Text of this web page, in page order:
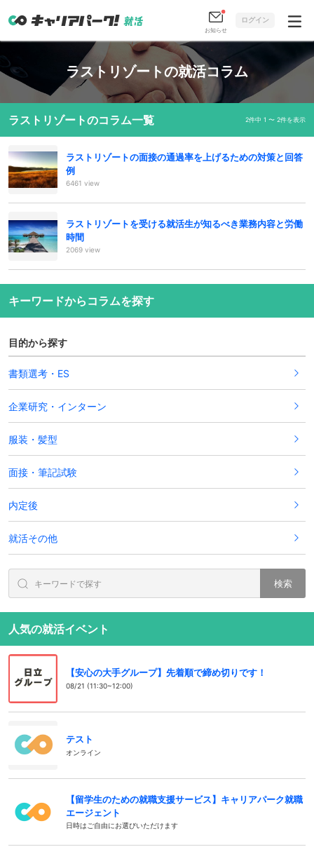
お知らせ
ログイン
ラストリゾートの就活コラム
ラストリゾートのコラム一覧 2件中 1 〜 2件を表示
ラストリゾートの面接の通過率を上げるための対策と回答
例
6461 view
ラストリゾートを受ける就活生が知るべき業務内容と労働
時間
2069 view
キーワードからコラムを探す
目的から探す
書類選考・ES
企業研究・インターン
服装・髪型
面接・筆記試験
内定後
就活その他
検索
人気の就活イベント
【安心の大手グループ】先着順で締め切りです！
08/21 (11:30~12:00)
テスト
オンライン
【留学生のための就職支援サービス】キャリアパーク就職
エージェント
日時はご自由にお選びいただけます